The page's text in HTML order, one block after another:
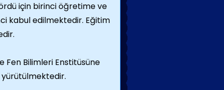
için birinci öğretime ve
kabul edilmektedir. Eğitim
Fen Bilimleri Enstitüsüne
yürütülmektedir.